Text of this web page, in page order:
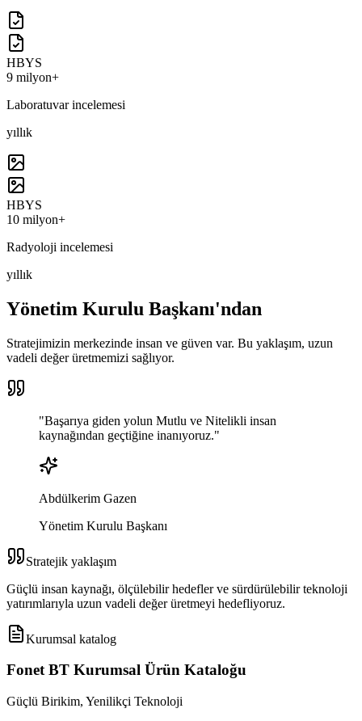
HBYS
9 milyon+
Laboratuvar incelemesi
yıllık
HBYS
10 milyon+
Radyoloji incelemesi
yıllık
Yönetim Kurulu Başkanı'ndan
Stratejimizin merkezinde insan ve güven var. Bu yaklaşım, uzun
vadeli değer üretmemizi sağlıyor.
"Başarıya giden yolun Mutlu ve Nitelikli insan
kaynağından geçtiğine inanıyoruz."
Abdülkerim Gazen
Yönetim Kurulu Başkanı
Stratejik yaklaşım
Güçlü insan kaynağı, ölçülebilir hedefler ve sürdürülebilir teknoloji
yatırımlarıyla uzun vadeli değer üretmeyi hedefliyoruz.
Kurumsal katalog
Fonet BT Kurumsal Ürün Kataloğu
Güçlü Birikim, Yenilikçi Teknoloji